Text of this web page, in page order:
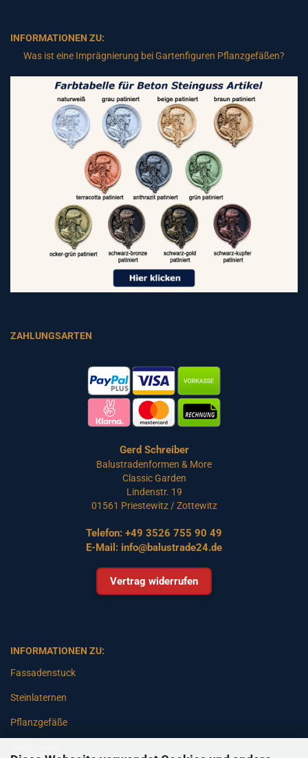
INFORMATIONEN ZU:
Was ist eine Imprägnierung bei Gartenfiguren Pflanzgefäßen?
ZAHLUNGSARTEN
Gerd Schreiber
Balustradenformen & More
Classic Garden
Lindenstr. 19
01561 Priestewitz / Zottewitz
Telefon: +49 3526 755 90 49
E-Mail: info@balustrade24.de
Vertrag widerrufen
INFORMATIONEN ZU:
Fassadenstuck
Steinlaternen
Pflanzgefäße